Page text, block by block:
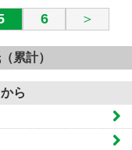
6 ＞
累計）
ら